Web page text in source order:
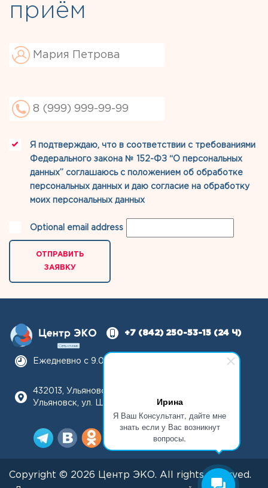
Ирина
Я Ваш Консультант, дайте мне
знать если у Вас возникнут
вопросы.
приём
Я подтверждаю, что в соответствии с требованиями
Федерального закона № 152-ФЗ “О персональных
данных” соглашаюсь с положением об обработке
персональных данных и даю согласие на обработку
моих персональных данных
Optional email address
ОТПРАВИТЬ
ЗАЯВКУ
+7 (842) 250-53-15 (24 Ч)
Ежедневно с 9.00 до 21.00
432013, Ульяновская область, г.
Ульяновск, ул. Шолмова, д. 1, пом. 101
Copyright © 2026 Центр ЭКО. All rights reserved.